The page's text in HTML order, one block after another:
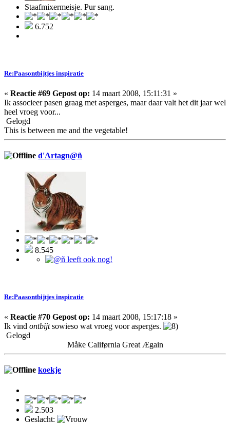
Staafmixermeisje. Pur sang.
6.752
Re:Paasontbijtjes inspiratie
« Reactie #69 Gepost op: 14 maart 2008, 15:11:31 »
Ik associeer pasen graag met asperges, maar daar valt het dit jaar wel
heel vroeg voor...
Gelogd
This is between me and the vegetable!
d'Artagn@ñ
8.545
Re:Paasontbijtjes inspiratie
« Reactie #70 Gepost op: 14 maart 2008, 15:17:18 »
Ik vind ontbijtsowieso wat vroeg voor asperges.
Gelogd
Måke Califørnia Great Ægain
koekje
2.503
Geslacht: